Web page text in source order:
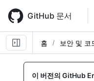
main
content
GitHub 문서
홈 보안 및 코
이 버전의 GitHub